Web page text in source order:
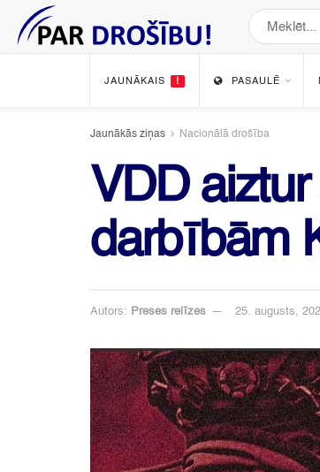
JAUNĀKAIS ! PASAULĒ
Jaunākās ziņas Nacionālā drošība
VDD
darbībām
Autors: Preses relīzes 25. augusts,